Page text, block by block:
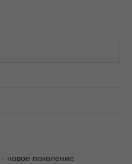
- новое поколение